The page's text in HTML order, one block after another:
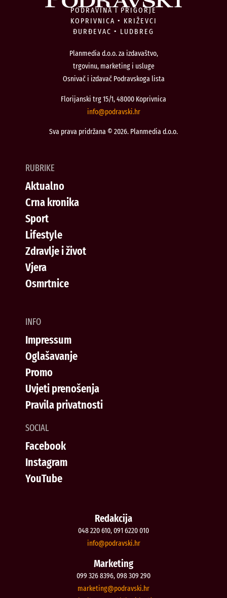
PODRAVINA I PRIGORJE
KOPRIVNICA • KRIŽEVCI
ĐURĐEVAC • LUDBREG
Planmedia d.o.o. za izdavaštvo,
trgovinu, marketing i usluge
Osnivač i izdavač Podravskoga lista
Florijanski trg 15/1, 48000 Koprivnica
rh.iksvardop
@ofni
Sva prava pridržana © 2026. Planmedia d.o.o.
RUBRIKE
Aktualno
Crna kronika
Sport
Lifestyle
Zdravlje i život
Vjera
Osmrtnice
INFO
Impressum
Oglašavanje
Promo
Uvjeti prenošenja
Pravila privatnosti
SOCIAL
Facebook
Instagram
YouTube
Redakcija
048 220 610, 091 6220 010
rh.iksvardop
@ofni
Marketing
099 326 8396, 098 309 290
rh.iksvardop
@gnitekram